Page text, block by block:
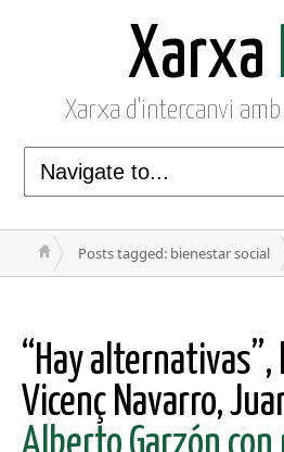
Xarxa
Xarxa d'intercanvi amb
Posts tagged: bienestar social
“Hay
Vicenç Navarro,